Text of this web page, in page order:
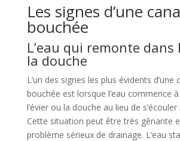
Les signes d’une
bouchée
L’eau qui remonte dans
la douche
L’un des signes les plus évidents d’une
bouchée est lorsque l’eau commence
l’évier ou la douche au lieu de
Cette situation peut être très gênante
problème sérieux de drainage. L’eau